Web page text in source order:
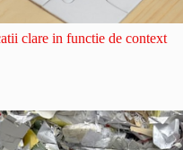
clare in functie de context